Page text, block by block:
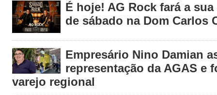
É hoje! AG Rock fará a
de sábado na Dom Carlos
Empresário Nino Damian
representação da AGAS e
varejo regional